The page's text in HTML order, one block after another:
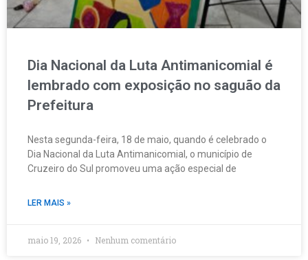
Dia Nacional da Luta Antimanicomial é
lembrado com exposição no saguão da
Prefeitura
Nesta segunda-feira, 18 de maio, quando é celebrado o
Dia Nacional da Luta Antimanicomial, o município de
Cruzeiro do Sul promoveu uma ação especial de
LER MAIS »
maio 19, 2026 Nenhum comentário